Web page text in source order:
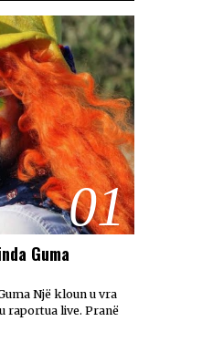
01
Guma
Një kloun u vra
raportua live. Pranë